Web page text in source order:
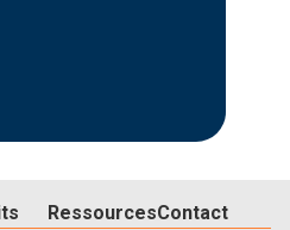
RessourcesContact